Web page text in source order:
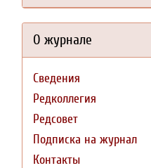
О журнале
Сведения
Редколлегия
Редсовет
Подписка на журнал
Контакты